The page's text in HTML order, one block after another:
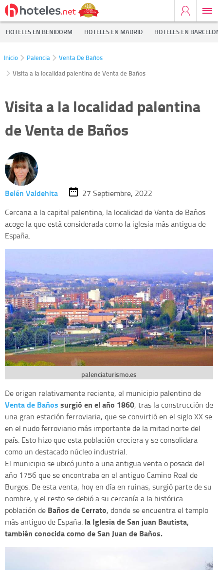
HOTELES EN BENIDORM HOTELES EN MADRID HOTELES EN
Inicio Palencia
Venta De Baños
Visita a la localidad palentina de Venta de Baños
Visita a la localidad palentina
de Venta de Baños
Belén Valdehita
27 Septiembre, 2022
Cercana a la capital palentina, la localidad de Venta de Baños
acoge la que está considerada como la iglesia más antigua de
España.
palenciaturismo.es
De origen relativamente reciente, el municipio palentino de
Venta de Baños surgió en el año 1860, tras la construcción de
una gran estación ferroviaria, que se convirtió en el siglo XX se
en el nudo ferroviario más importante de la mitad norte del
país. Esto hizo que esta población creciera y se consolidara
como un destacado núcleo industrial.
El municipio se ubicó junto a una antigua venta o posada del
año 1756 que se encontraba en el antiguo Camino Real de
Burgos. De esta venta, hoy en día en ruinas, surgió parte de su
nombre, y el resto se debió a su cercanía a la histórica
población de Baños de Cerrato, donde se encuentra el templo
más antiguo de España: la Iglesia de San juan Bautista,
también conocida como de San Juan de Baños.